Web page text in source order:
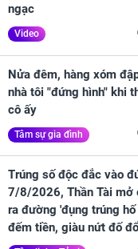
ngạc
Video
Nửa đêm, hàng xóm
nhà tôi "đứng hình" khi
cô ấy
Tâm sự gia đình
Trúng số độc đắc vào
7/8/2026, Thần Tài mở
ra đường 'đụng trúng
đếm tiền, giàu nứt đố